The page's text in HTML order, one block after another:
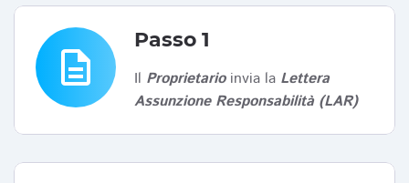
description
Passo 1
Il Proprietarioinvia la Lettera
Assunzione Responsabilità (LAR)